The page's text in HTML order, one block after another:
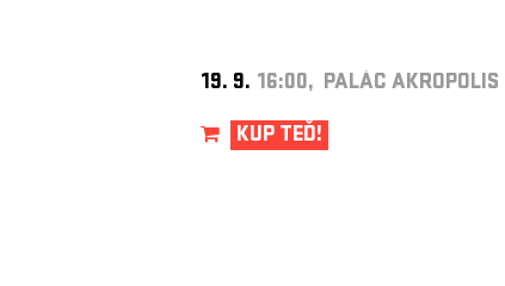
19. 9. 16:00, PALÁC AKROPOLIS
KUP TEĎ!